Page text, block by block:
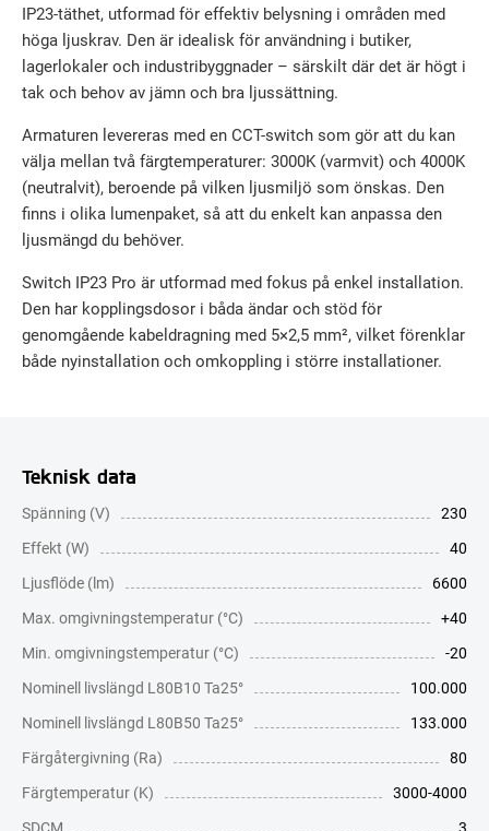
IP23-täthet, utformad för effektiv belysning i områden med
höga ljuskrav. Den är idealisk för användning i butiker,
lagerlokaler och industribyggnader – särskilt där det är högt i
tak och behov av jämn och bra ljussättning.
Armaturen levereras med en CCT-switch som gör att du kan
välja mellan två färgtemperaturer: 3000K (varmvit) och 4000K
(neutralvit), beroende på vilken ljusmiljö som önskas. Den
finns i olika lumenpaket, så att du enkelt kan anpassa den
ljusmängd du behöver.
Switch IP23 Pro är utformad med fokus på enkel installation.
Den har kopplingsdosor i båda ändar och stöd för
genomgående kabeldragning med 5×2,5 mm², vilket förenklar
både nyinstallation och omkoppling i större installationer.
Teknisk data
Spänning (V)
230
Effekt (W)
40
Ljusflöde (lm)
6600
Max. omgivningstemperatur (°C)
+40
Min. omgivningstemperatur (°C)
-20
Nominell livslängd L80B10 Ta25°
100.000
Nominell livslängd L80B50 Ta25°
133.000
Färgåtergivning (Ra)
80
Färgtemperatur (K)
3000-4000
SDCM
3